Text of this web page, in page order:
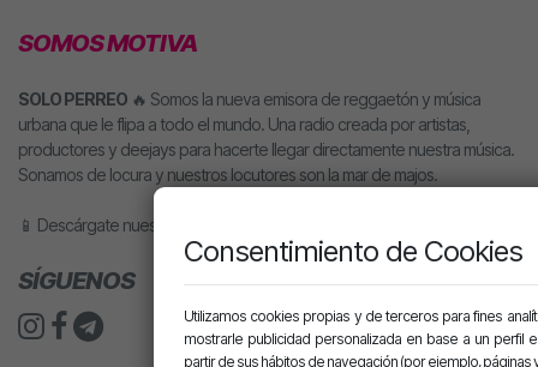
SOMOS MOTIVA
SOLO PERREO 🔥 Somos la nueva emisora de reggaetón y música
urbana que le flipa a todo el mundo. Una radio creada por artistas,
productores y deejays para hacerte llegar directamente nuestra música.
Sonamos de locura y nuestros locutores son la mar de majos.
📱 Descárgate nuestra app o pídele motiva a tu altavoz inteligente.
SÍGUENOS
Consentimiento de Cookies
Utilizamos cookies propias y de terceros para fines
mostrarle publicidad personalizada en base a un perfil
partir de sus hábitos de navegación (por ejemplo, páginas